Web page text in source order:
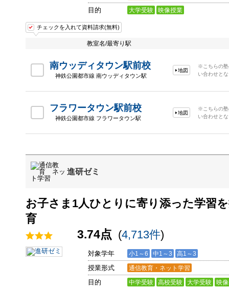
目的 大学受験 映像授業
チェックを入れて資料請求(無料)
教室名/最寄り駅
南ウッディタウン駅前校
神鉄公園都市線 南ウッディタウン駅
地図
※こちらの塾
い合わせと
フラワータウン駅前校
神鉄公園都市線 フラワータウン駅
地図
※こちらの塾
い合わせと
進研ゼミ
お子さま1人ひとりに寄り添った学習
育
3.74点 (4,713件)
対象学年 小1～6 中1～3 高1～3
授業形式 通信教育・ネット学習
目的 中学受験 高校受験 大学受験 映